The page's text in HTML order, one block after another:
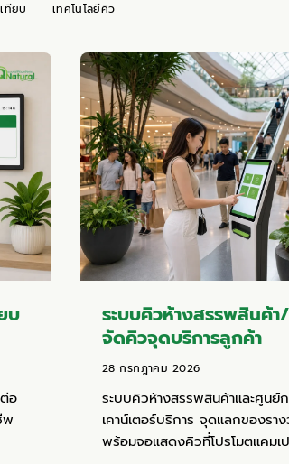
ทียบ เทคโนโลยีคิว
บ
อ
พ
ระบบคิวห้างสรรพสินค้า
จัดคิวจุดบริการลูกค้า
28 กรกฎาคม 2026
ระบบคิวห้างสรรพสินค้าและศูนย์
เคาน์เตอร์บริการ จุดแลกของรา
พร้อมจอแสดงคิวที่โปรโมตแคมเ